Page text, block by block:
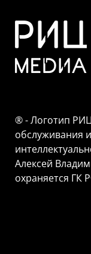
® - Логотип
обслуживания
Алексей
охраняется ГК